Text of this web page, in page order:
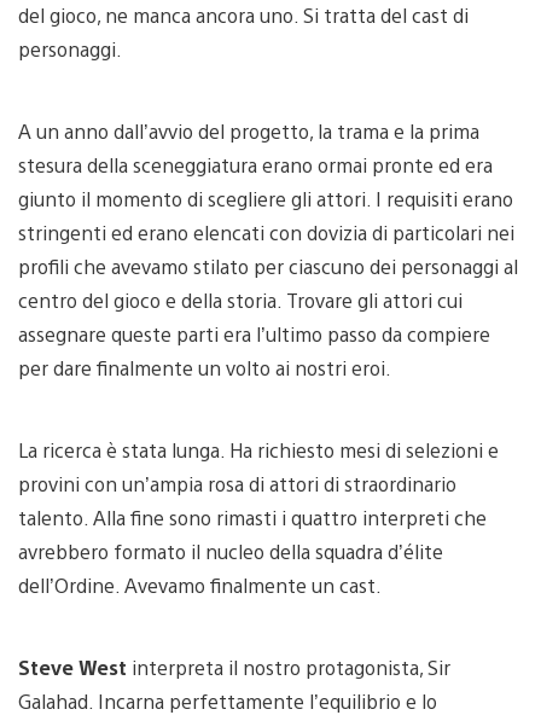
del gioco, ne manca ancora uno. Si tratta del cast di
personaggi.
A un anno dall’avvio del progetto, la trama e la prima
stesura della sceneggiatura erano ormai pronte ed era
giunto il momento di scegliere gli attori. I requisiti erano
stringenti ed erano elencati con dovizia di particolari nei
profili che avevamo stilato per ciascuno dei personaggi al
centro del gioco e della storia. Trovare gli attori cui
assegnare queste parti era l’ultimo passo da compiere
per dare finalmente un volto ai nostri eroi.
La ricerca è stata lunga. Ha richiesto mesi di selezioni e
provini con un’ampia rosa di attori di straordinario
talento. Alla fine sono rimasti i quattro interpreti che
avrebbero formato il nucleo della squadra d’élite
dell’Ordine. Avevamo finalmente un cast.
Steve West interpreta il nostro protagonista, Sir
Galahad. Incarna perfettamente l’equilibrio e lo